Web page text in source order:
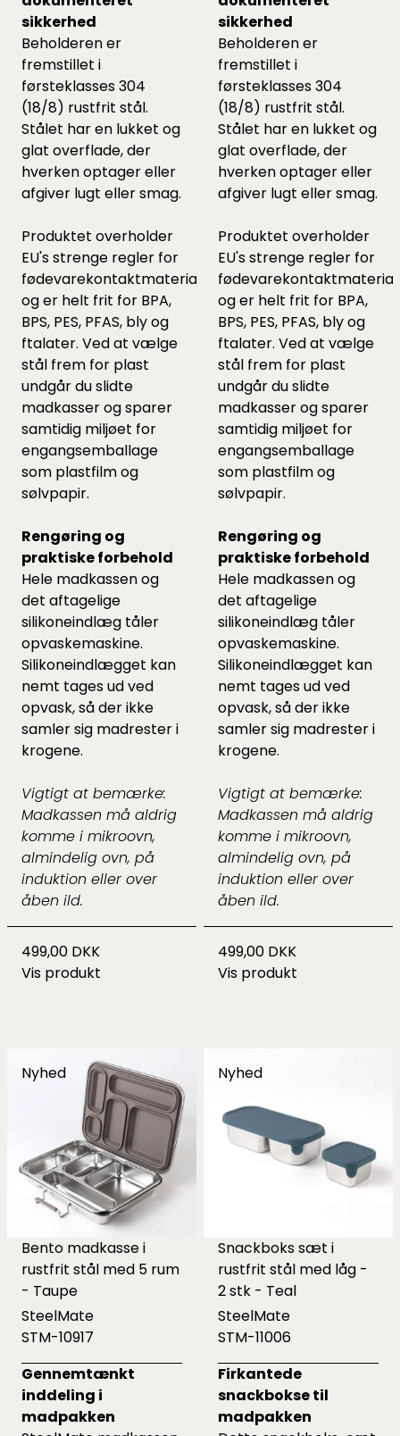
sikkerhed
Beholderen er
fremstillet i
førsteklasses 304
(18/8) rustfrit stål.
Stålet har en lukket og
glat overflade, der
hverken optager eller
afgiver lugt eller smag.
Produktet overholder
EU's strenge regler for
fødevarekontaktmaterialer
og er helt frit for BPA,
BPS, PES, PFAS, bly og
ftalater. Ved at vælge
stål frem for plast
undgår du slidte
madkasser og sparer
samtidig miljøet for
engangsemballage
som plastfilm og
sølvpapir.
Rengøring og
praktiske forbehold
Hele madkassen og
det aftagelige
silikoneindlæg tåler
opvaskemaskine.
Silikoneindlægget kan
nemt tages ud ved
opvask, så der ikke
samler sig madrester i
krogene.
Vigtigt at bemærke:
Madkassen må aldrig
komme i mikroovn,
almindelig ovn, på
induktion eller over
åben ild.
499,00 DKK
Vis produkt
sikkerhed
Beholderen er
fremstillet i
førsteklasses 304
(18/8) rustfrit stål.
Stålet har en lukket og
glat overflade, der
hverken optager eller
afgiver lugt eller smag.
Produktet overholder
EU's strenge regler for
og er helt frit for BPA,
BPS, PES, PFAS, bly og
ftalater. Ved at vælge
stål frem for plast
undgår du slidte
madkasser og sparer
samtidig miljøet for
engangsemballage
som plastfilm og
sølvpapir.
Rengøring og
praktiske forbehold
Hele madkassen og
det aftagelige
silikoneindlæg tåler
opvaskemaskine.
Silikoneindlægget kan
nemt tages ud ved
opvask, så der ikke
samler sig madrester i
krogene.
Vigtigt at bemærke:
Madkassen må aldrig
komme i mikroovn,
almindelig ovn, på
induktion eller over
åben ild.
499,00 DKK
Vis produkt
Nyhed
Bento madkasse i
rustfrit stål med 5 rum
- Taupe
SteelMate
STM-10917
Gennemtænkt
inddeling i
madpakken
Nyhed
Snackboks sæt i
rustfrit stål med låg -
2 stk - Teal
SteelMate
STM-11006
Firkantede
snackbokse til
madpakken